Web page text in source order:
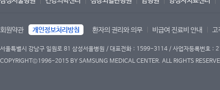
회원약관 개인정보처리방침 환자의 권리와 의무 비급여 진료비 안내 고
서울특별시 강남구 일원로 81 삼성서울병원 / 대표전화 : 1599-3114 / 사업자등록번호
COPYRIGHT©1996-2015 BY SAMSUNG MEDICAL CENTER. ALL RIGHTS